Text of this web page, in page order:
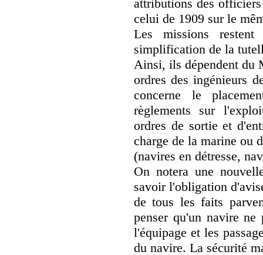
attributions des
celui de 1909 sur le
Les missions
simplification de la
Ainsi, ils dépendent du
ordres des ingénieurs
concerne le
règlements sur
ordres de sortie et
charge de la marine ou
(navires en détresse,
On notera une
savoir l'obligation
de tous les faits
penser qu'un navire ne
l'équipage et les
du navire. La sécurité